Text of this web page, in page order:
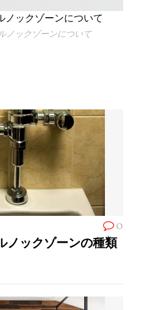
ノックゾーンについて
ノックゾーンについて
0
ノックゾーンの種類